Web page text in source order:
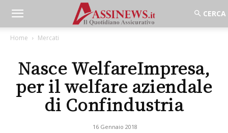
Home Mercati
Nasce WelfareImpresa,
per il welfare aziendale
di Confindustria
16 Gennaio 2018